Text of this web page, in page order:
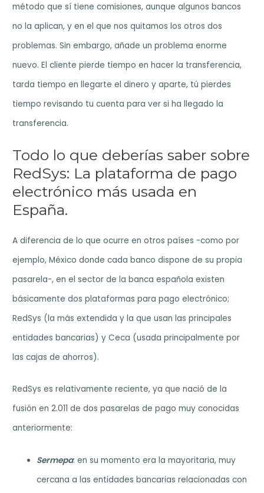
método que sí tiene comisiones, aunque algunos bancos
no la aplican, y en el que nos quitamos los otros dos
problemas. Sin embargo, añade un problema enorme
nuevo. El cliente pierde tiempo en hacer la transferencia,
tarda tiempo en llegarte el dinero y aparte, tú pierdes
tiempo revisando tu cuenta para ver si ha llegado la
transferencia.
Todo lo que deberías saber sobre
RedSys: La plataforma de pago
electrónico más usada en
España.
A diferencia de lo que ocurre en otros países -como por
ejemplo, México donde cada banco dispone de su propia
pasarela-, en el sector de la banca española existen
básicamente dos plataformas para pago electrónico;
RedSys (la más extendida y la que usan las principales
entidades bancarias) y Ceca (usada principalmente por
las cajas de ahorros).
RedSys es relativamente reciente, ya que nació de la
fusión en 2.011 de dos pasarelas de pago muy conocidas
anteriormente:
Sermepa: en su momento era la mayoritaria, muy
cercana a las entidades bancarias relacionadas con